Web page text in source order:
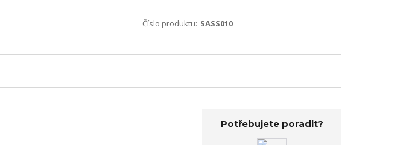
Číslo produktu: SASS010
Potřebujete poradit?